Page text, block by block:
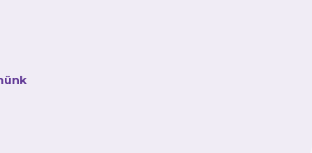
Kecskemét
helyén álló
sorozatát és
állt, csak az
játszottak a